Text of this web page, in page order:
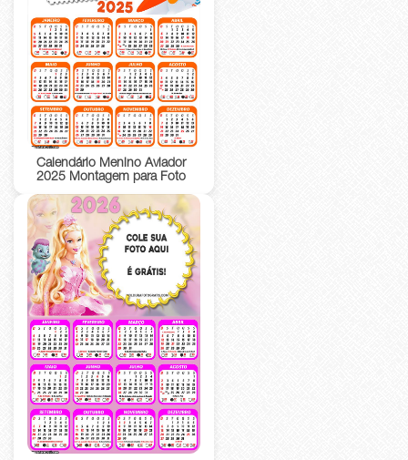
Calendário Menino Aviador
2025 Montagem para Foto